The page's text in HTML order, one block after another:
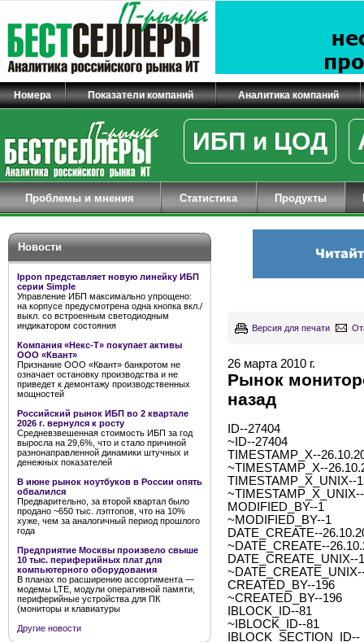
Номера Показатели компаний Аналитика компаний
ИБП и ЦОД
Проблемы и мнения Статистика Продукты
Новости
Ippon представляет новую линейку ИБП
серии Simple
Управление ИБП максимально упрощено:
на корпусе предусмотрена одна кнопка вкл./
выкл. со встроенным светодиодным
индикатором состояния
Компания «Некс-Т» покупает активы
ООО «Квант»
Признание ООО «Квант» банкротом не
означает остановку производства и не
приведет к демонтажу производственных
мощностей
Российский рынок ИБП во 2 квартале
2026 г. вернулся к росту
Средневзвешенная стоимость ИБП за год
выросла на 29,6%, что и стало причиной
разнонаправленной динамики штучных и
денежных показателей
В июне рынок ноутбуков в России опять
обвалился
Предварительно, за второй квартал было
продано ~650 тыс. лэптопов, что на 10%
хуже, чем за аналогичный период прошлого
года
Предприятие Москвы произвело свыше
10 тыс. периферийных плат для
компьютерного оборудования
В планах по расширению ассортимента —
модемы LTE, модули оперативной памяти,
периферийные устройства для ПК
(мониторы и клавиатуры
Другие новости
Версия для печати
26 марта 2010 г.
Рынок
назад
ID--27404
~ID--27404
TIMESTAMP_X--
~TIMESTAMP_X--
TIMESTAMP_X_UNIX--
MODIFIED_BY--1
~MODIFIED_BY--1
DATE_CREATE--
~DATE_CREATE--
DATE_CREATE_UNIX--
CREATED_BY--196
~CREATED_BY--196
IBLOCK_ID--81
~IBLOCK_ID--81
IBLOCK_SECTION_ID--